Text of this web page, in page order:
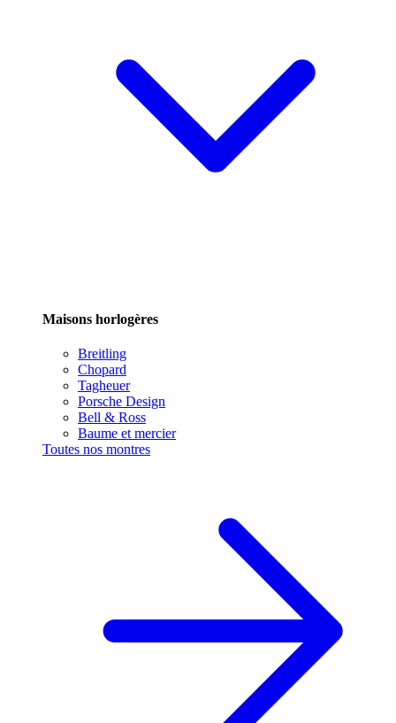
Maisons horlogères
Breitling
Chopard
Tagheuer
Porsche Design
Bell & Ross
Baume et mercier
Toutes nos montres